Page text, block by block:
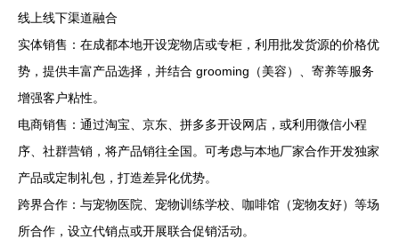
线上线下渠道融合
实体销售：在成都本地开设宠物店或专柜，利用批发货源的价格优
势，提供丰富产品选择，并结合 grooming（美容）、寄养等服务
增强客户粘性。
电商销售：通过淘宝、京东、拼多多开设网店，或利用微信小程
序、社群营销，将产品销往全国。可考虑与本地厂家合作开发独家
产品或定制礼包，打造差异化优势。
跨界合作：与宠物医院、宠物训练学校、咖啡馆（宠物友好）等场
所合作，设立代销点或开展联合促销活动。